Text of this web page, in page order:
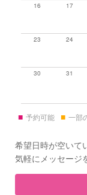
16 17
23 24
30 31
■ 予約可能 ■ 一部
希望日時が空いて
気軽にメッセージ